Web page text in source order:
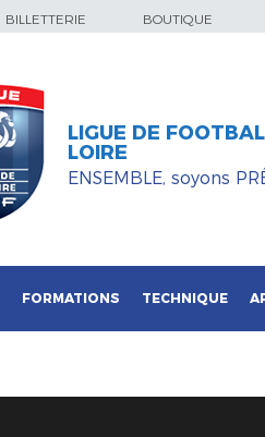
BILLETTERIE BOUTIQUE
LIGUE DE
LOIRE
ENSEMBLE, soyons
FORMATIONS TECHNIQUE